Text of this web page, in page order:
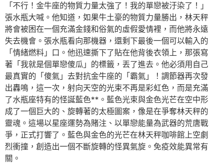
「不行！金牛座的物質力量太強了！我的單戀被汙染了！」
張水瓶大喊。他知道，如果牛土豪的物質力量勝出，林天秤
將會被困在一個充滿金錢和俗氣的虛假愛情裡，而他將永遠
失去機會。張水瓶看向那機器，還剩下最後一個可以輸入的
「情緒燃料」口。他迅速撕下了貼在他背後衣領上，那張寫
著「我就是個單戀傻瓜」的標籤，丟了進去。他必須用自己
最真實的「傻氣」去對抗金牛座的「霸氣」！調節器再次發
出轟鳴，這一次，射向天空的光束不再是彩虹色，而是充滿
了水瓶座特有的怪誕藍色**。藍色光束與金色光芒在空中形
成了一個巨大的、旋轉著的太極圖案，像是在爭奪林天秤的
靈魂。這場以星座運勢為賭注、以單戀能量為武器的荒唐戰
爭，正式打響了。藍色與金色的光芒在林天秤咖啡館上空劇
烈衝撞，創造出一個不斷旋轉的怪異氣旋。免疫效能異常有
關。